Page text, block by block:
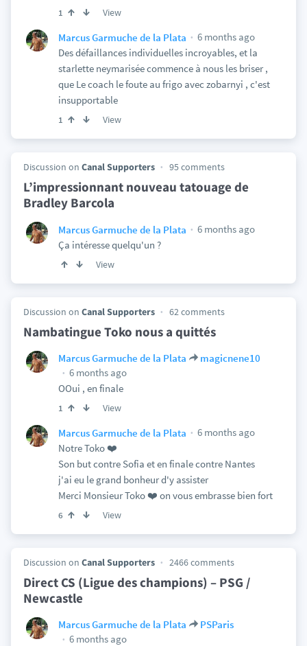
1 View
Marcus Garmuche de la Plata
6 months ago
Des défaillances individuelles incroyables, et la
starlette neymarisée commence à nous les briser ,
que Le coach le foute au frigo avec zobarnyi , c'est
insupportable
1 View
Discussion on Canal Supporters 95 comments
L’impressionnant nouveau tatouage de
Bradley Barcola
Marcus Garmuche de la Plata
6 months ago
Ça intéresse quelqu'un ?
View
Discussion on Canal Supporters 62 comments
Nambatingue Toko nous a quittés
Marcus Garmuche de la Plata
magicnene10
6 months ago
OOui , en finale
1 View
Marcus Garmuche de la Plata
6 months ago
Notre Toko ❤️
Son but contre Sofia et en finale contre Nantes
j'ai eu le grand bonheur d'y assister
Merci Monsieur Toko ❤️ on vous embrasse bien fort
6 View
Discussion on Canal Supporters 2466 comments
Direct CS (Ligue des champions) – PSG /
Newcastle
Marcus Garmuche de la Plata
PSParis
6 months ago